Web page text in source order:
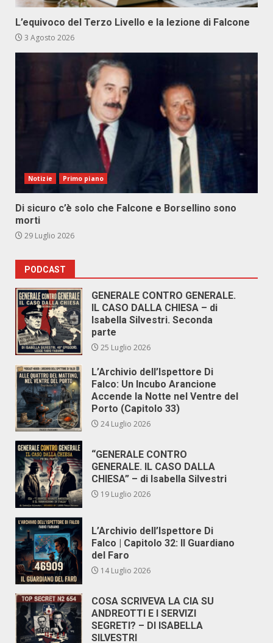
L’equivoco del Terzo Livello e la lezione di Falcone
3 Agosto 2026
Notizie Primo piano
Di sicuro c’è solo che Falcone e Borsellino sono
morti
29 Luglio 2026
PODCAST
GENERALE CONTRO GENERALE.
IL CASO DALLA CHIESA – di
Isabella Silvestri. Seconda
parte
25 Luglio 2026
L’Archivio dell’Ispettore Di
Falco: Un Incubo Arancione
Accende la Notte nel Ventre del
Porto (Capitolo 33)
24 Luglio 2026
“GENERALE CONTRO
GENERALE. IL CASO DALLA
CHIESA” – di Isabella Silvestri
19 Luglio 2026
L’Archivio dell’Ispettore Di
Falco | Capitolo 32: Il Guardiano
del Faro
14 Luglio 2026
COSA SCRIVEVA LA CIA SU
ANDREOTTI E I SERVIZI
SEGRETI? – DI ISABELLA
SILVESTRI